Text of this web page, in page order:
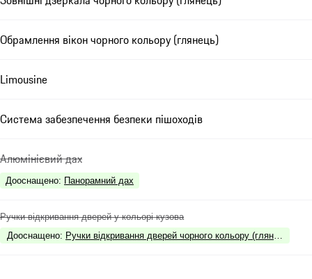
Обрамлення вікон чорного кольору (глянець)
Limousine
Система забезпечення безпеки пішоходів
Алюмінієвий дах
Дооснащено: Панорамний дах
Ручки відкривання дверей у кольорі кузова
Дооснащено: Ручки відкривання дверей чорного кольору (глянець)